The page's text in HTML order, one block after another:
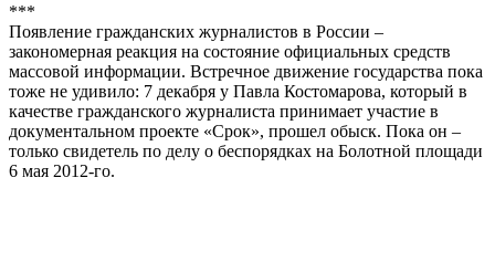
***
Появление гражданских журналистов в России –
закономерная реакция на состояние официальных средств
массовой информации. Встречное движение государства пока
тоже не удивило: 7 декабря у Павла Костомарова, который в
качестве гражданского журналиста принимает участие в
документальном проекте «Срок», прошел обыск. Пока он –
только свидетель по делу о беспорядках на Болотной площади
6 мая 2012-го.